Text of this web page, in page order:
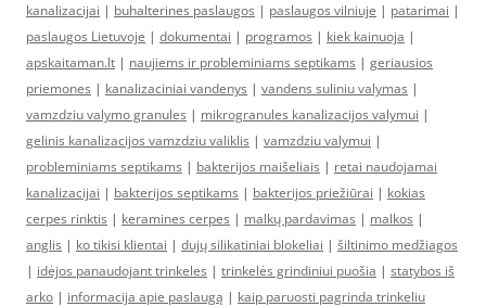
kanalizacijai | buhalterines paslaugos | paslaugos vilniuje | patarimai |
paslaugos Lietuvoje | dokumentai | programos | kiek kainuoja |
apskaitaman.lt | naujiems ir probleminiams septikams | geriausios
priemones | kanalizaciniai vandenys | vandens suliniu valymas |
vamzdziu valymo granules | mikrogranules kanalizacijos valymui |
gelinis kanalizacijos vamzdziu valiklis | vamzdziu valymui |
probleminiams septikams | bakterijos maišeliais | retai naudojamai
kanalizacijai | bakterijos septikams | bakterijos priežiūrai | kokias
cerpes rinktis | keramines cerpes | malkų pardavimas | malkos |
anglis | ko tikisi klientai | dujų silikatiniai blokeliai | šiltinimo medžiagos
| idėjos panaudojant trinkeles | trinkelės grindiniui puošia | statybos iš
arko | informacija apie paslaugą | kaip paruosti pagrinda trinkeliu